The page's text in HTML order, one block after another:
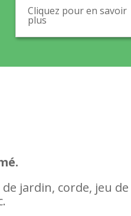
Cliquez pour en savoir
plus
jardin, corde, jeu